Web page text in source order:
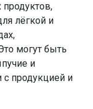
лёгкой и
могут быть
и
продукцией и